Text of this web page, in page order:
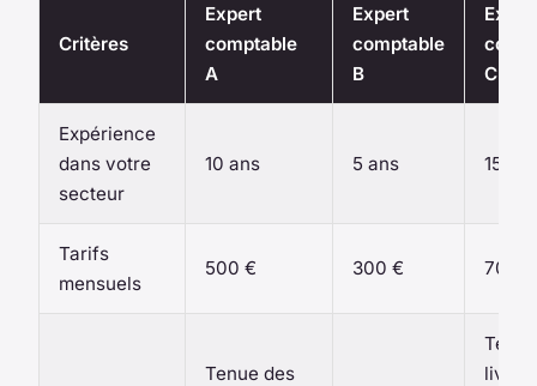
Critères
Expert
comptable
A
Expert
comptable
B
C
Expérience
dans votre
secteur
10 ans 5 ans 15 ans
Tarifs
mensuels
500 € 300 € 700 €
Tenue des
livres,